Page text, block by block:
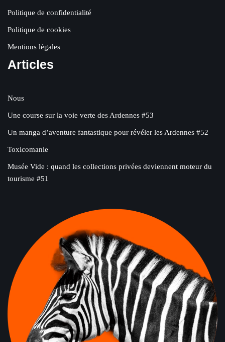
Politique de confidentialité
Politique de cookies
Mentions légales
Articles
Nous
Une course sur la voie verte des Ardennes #53
Un manga d’aventure fantastique pour révéler les Ardennes #52
Toxicomanie
Musée Vide : quand les collections privées deviennent moteur du
tourisme #51